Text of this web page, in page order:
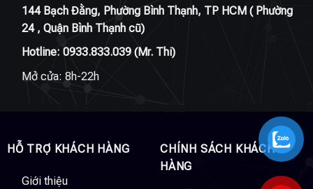
144 Bạch Đằng, Phường Bình Thạnh, TP HCM ( Phường
24 , Quận Bình Thạnh cũ)
Hotline: 0933.833.039(Mr. Thi)
Mở cửa: 8h-22h
HỖ TRỢ KHÁCH HÀNG
Giới thiệu
CHÍNH SÁCH KHÁCH
HÀNG